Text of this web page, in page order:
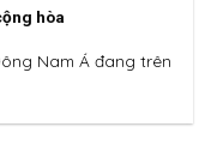
hòa
Nam Á đang trên